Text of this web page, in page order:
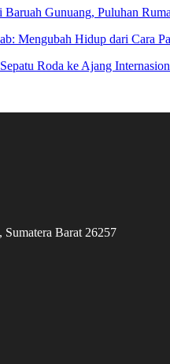
Gunuang, Puluhan
Mengubah Hidup dari Cara
Roda ke Ajang
Barat 26257